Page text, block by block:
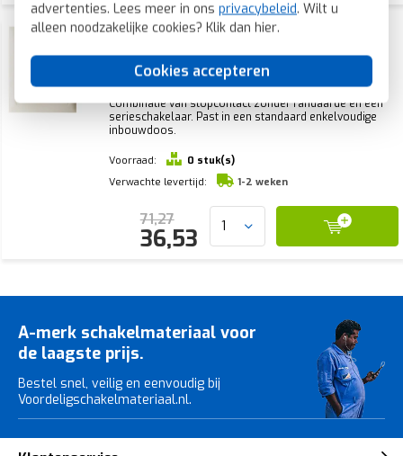
advertenties. Lees meer in ons privacybeleid. Wilt u
alleen noodzakelijke cookies? Klik dan hier.
Cookies accepteren
Berker combinatie
randaarde S1/B3/B7 creme glans
(6143658982)
Combinatie van stopcontact zonder randaarde en een
serieschakelaar. Past in een standaard enkelvoudige
inbouwdoos.
Voorraad:
0 stuk(s)
Verwachte levertijd:
1-2 weken
71,27
36,53
A-merk schakelmateriaal voor
de laagste prijs.
Bestel snel, veilig en eenvoudig bij
Voordeligschakelmateriaal.nl.